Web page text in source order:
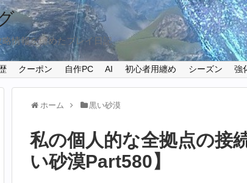
情報を纏めたプレイ日記
クーポン 自作PC AI 初心者用纏め シーズン 強
ホーム 黒い砂漠
私の個人的な全拠点の接
い砂漠Part580】